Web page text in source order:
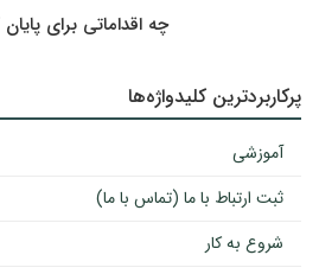
چه اقداماتی برای
پرکاربردترین کلیدواژه‌ها
آموزشی
ثبت ارتباط با ما (تماس با ما)
شروع به کار